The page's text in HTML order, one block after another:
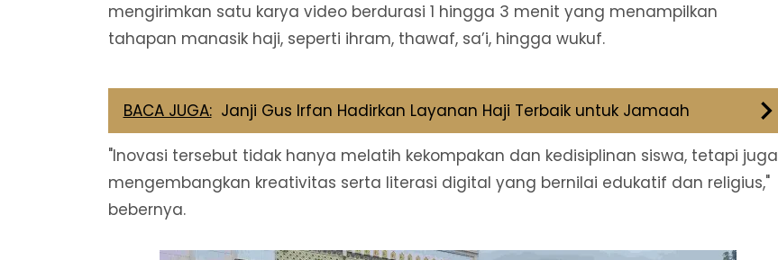
mengirimkan satu karya video berdurasi 1 hingga 3 menit yang menampilkan
tahapan manasik haji, seperti ihram, thawaf, sa’i, hingga wukuf.
BACA JUGA: Janji Gus Irfan Hadirkan Layanan Haji Terbaik untuk Jamaah
"Inovasi tersebut tidak hanya melatih kekompakan dan kedisiplinan siswa, tetapi juga
mengembangkan kreativitas serta literasi digital yang bernilai edukatif dan religius,"
bebernya.